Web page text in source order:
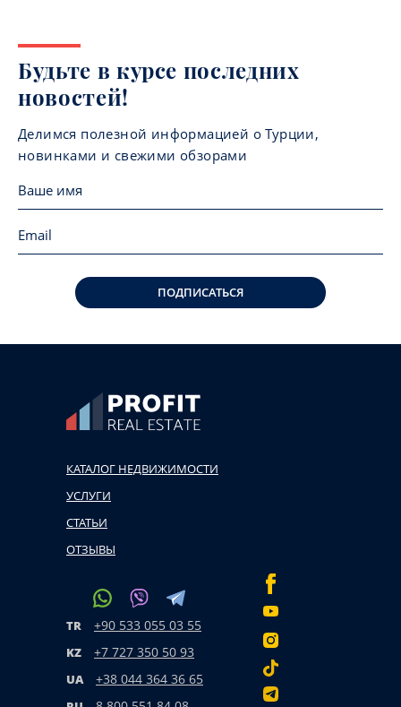
Будьте в курсе последних
новостей!
Делимся полезной информацией о Турции,
новинками и свежими обзорами
ПОДПИСАТЬСЯ
КАТАЛОГ НЕДВИЖИМОСТИ
УСЛУГИ
СТАТЬИ
ОТЗЫВЫ
TR +90 533 055 03 55
KZ +7 727 350 50 93
UA +38 044 364 36 65